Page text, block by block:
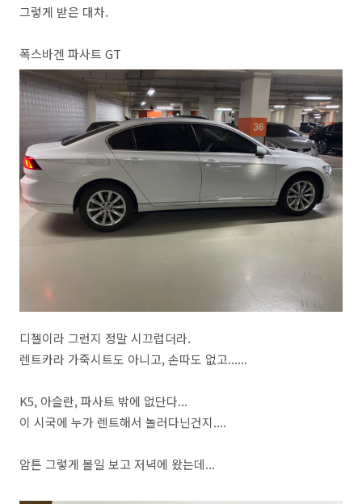
그렇게 받은 대차.
폭스바겐 파사트 GT
디젤이라 그런지 정말 시끄럽더라.
렌트카라 가죽시트도 아니고, 손따도 없고......
K5, 아슬란, 파사트 밖에 없단다...
이 시국에 누가 렌트해서 놀러다닌건지....
암튼 그렇게 볼일 보고 저녁에 왔는데...